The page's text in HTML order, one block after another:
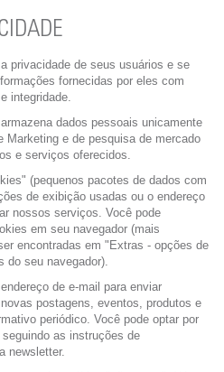
privacidade de seus usuários e se
fornecidas por eles com
integridade.
dados pessoais unicamente
Marketing e de pesquisa de mercado
e serviços oferecidos.
(pequenos pacotes de dados com
de exibição usadas ou o endereço
nossos serviços. Você pode
em seu navegador (mais
encontradas em "Extras - opções de
do seu navegador).
de e-mail para enviar
postagens, eventos, produtos e
periódico. Você pode optar por
as instruções de
newsletter.